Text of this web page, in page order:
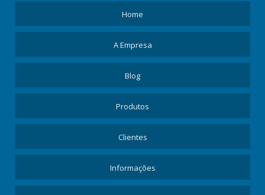
Home
A Empresa
Blog
Produtos
Clientes
Informações